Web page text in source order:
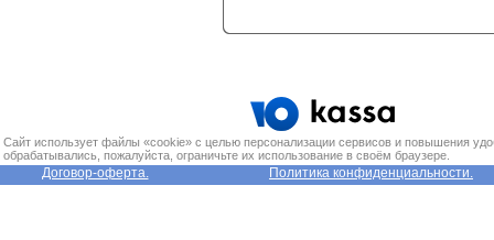
Сайт использует файлы «cookie» с целью персонализации сервисов и повышения
обрабатывались, пожалуйста, ограничьте их использование в своём браузере.
Договор-оферта. Политика конфиденциальности.